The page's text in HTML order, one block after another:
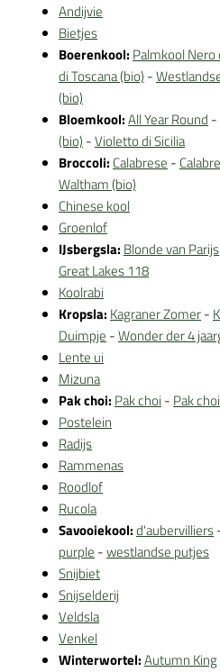
Andijvie
Bietjes
Boerenkool: Palmkool Nero
di Toscana (bio) -
(bio)
Bloemkool:All Year Round -
(bio) -Violetto di Sicilia
Broccoli: Calabrese -
Waltham (bio)
Chinese kool
Groenlof
IJsbergsla: Blonde van Parijs
Great Lakes 118
Koolrabi
Kropsla: Kagraner Zomer-
Duimpje -Wonder der 4
Lente ui
Mizuna
Pak choi: Pak choi - Pak
Postelein
Radijs
Rammenas
Roodlof
Rucola
Savooiekool:d'aubervilliers
purple -westlandse putjes
Snijbiet
Snijselderij
Veldsla
Venkel
Winterwortel:Autumn King